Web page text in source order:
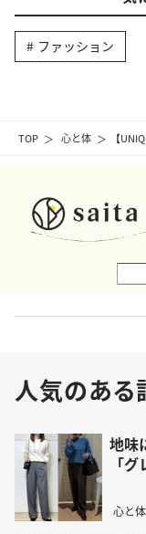
TOP 心と体 【
ファッション
人気のある
地味
「
心と体